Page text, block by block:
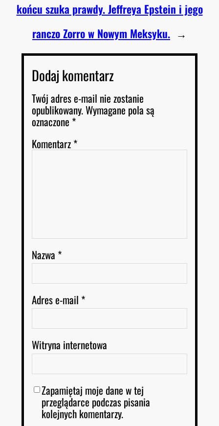
końcu szuka prawdy. Jeffreya Epstein i jego
ranczo Zorro w Nowym Meksyku. →
Dodaj komentarz
Twój adres e-mail nie zostanie
opublikowany.Wymagane pola są
oznaczone *
Komentarz*
Nazwa *
Adres e-mail *
Witryna internetowa
Zapamiętaj moje dane w tej
przeglądarce podczas pisania
kolejnych komentarzy.